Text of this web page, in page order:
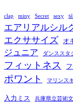
clap miny Secret sexy
エアリアルシル
エクササイズ オ
ジュニア ダンススタ
フィットネス
ポワント マリンス
入力ミス 兵庫県立芸術